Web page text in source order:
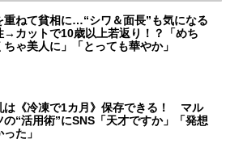
重ねて貧相に…“シワ＆面長”も気になる
→カットで10歳以上若返り！？「めち
ちゃ美人に」「とっても華やか」
は《冷凍で1カ月》保存できる！ マル
の“活用術”にSNS「天才ですか」「発想
た」